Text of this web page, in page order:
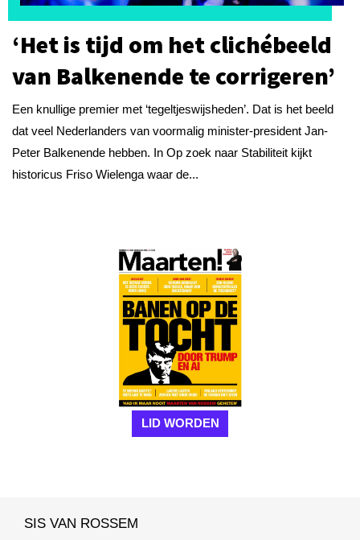
‘Het is tijd om het clichébeeld
van Balkenende te corrigeren’
Een knullige premier met ‘tegeltjeswijsheden’. Dat is het beeld
dat veel Nederlanders van voormalig minister-president Jan-
Peter Balkenende hebben. In Op zoek naar Stabiliteit kijkt
historicus Friso Wielenga waar de...
LID WORDEN
SIS VAN ROSSEM